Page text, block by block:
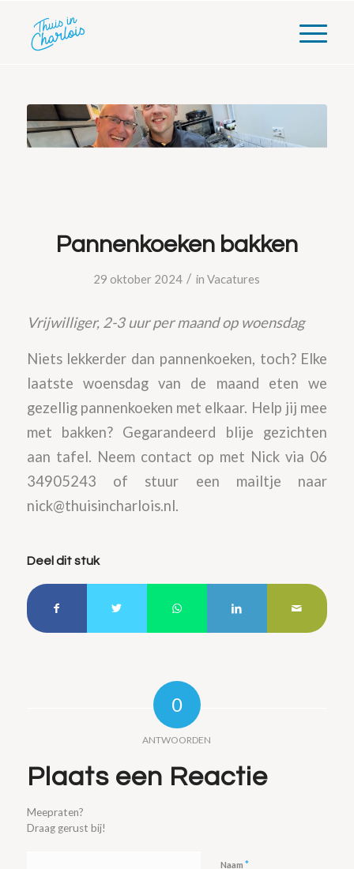
Pannenkoeken bakken
29 oktober 2024 / inVacatures
Vrijwilliger, 2-3 uur per maand op woensdag
Niets lekkerder dan pannenkoeken, toch? Elke
laatste woensdag van de maand eten we
gezellig pannenkoeken met elkaar. Help jij mee
met bakken? Gegarandeerd blije gezichten
aan tafel. Neem contact op met Nick via 06
34905243 of stuur een mailtje naar
nick@thuisincharlois.nl.
Deel dit stuk
0
ANTWOORDEN
Plaats een Reactie
Meepraten?
Draag gerust bij!
Naam *